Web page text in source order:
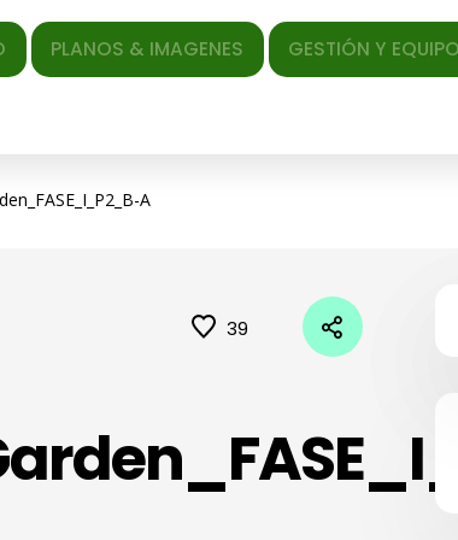
& IMAGENES GESTIÓN Y EQUIPO EL
A
39